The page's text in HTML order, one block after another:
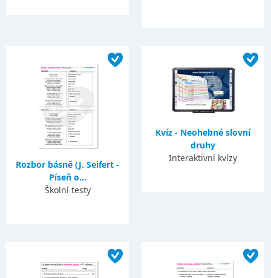
Rozbor básně (J. Seifert -
Píseň o...
Školní testy
Kvíz - Neohebné slovní
druhy
Interaktivní kvízy